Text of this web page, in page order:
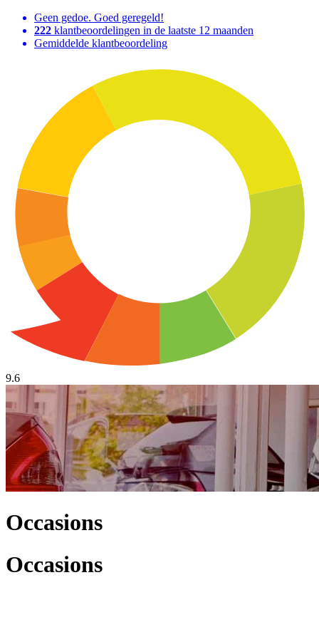
Geen gedoe. Goed geregeld!
222 klantbeoordelingen in de laatste 12 maanden
Gemiddelde klantbeoordeling
9.6
Occasions
Occasions